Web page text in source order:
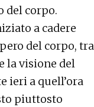
del corpo.
a cadere
del corpo, tra
la visione del
ieri a quell’ora
piuttosto